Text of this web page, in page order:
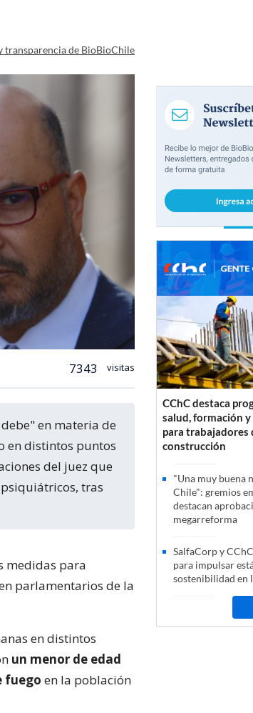
transparencia de BioBioChile
7343 visitas
en distintos puntos
del juez que
tras
medidas para
parlamentarios de la
en distintos
un menor de edad
fuego en la población
CChC destaca
salud, formación
para trabajadores
construcción
"Una muy buena
Chile": gremios
destacan
megarreforma
SalfaCorp y
para impulsar
sostenibilidad en